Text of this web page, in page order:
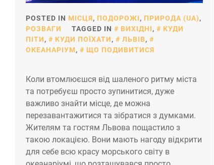
POSTED IN МІСЦЯ, ПОДОРОЖІ, ПРИРОДА (UA),
РОЗВАГИ
TAGGED IN ВИХІДНІ,
КУДИ
ПІТИ, КУДИ ПОЇХАТИ, ЛЬВІВ,
ОКЕАНАРІУМ, ЩО ПОДИВИТИСЯ
Коли втомлюєшся від шаленого ритму міста
та потребуєш просто зупинитися, дуже
важливо знайти місце, де можна
перезавантажитися та зібратися з думками.
Жителям та гостям Львова пощастило з
такою локацією. Вони мають нагоду відкрити
для себе всю красу морського світу в